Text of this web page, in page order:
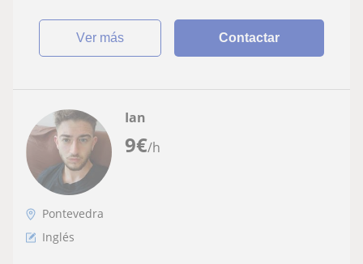
ver más Contactar
9€/h
Ian
Pontevedra
Inglés